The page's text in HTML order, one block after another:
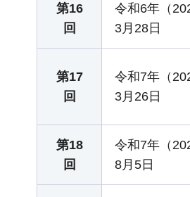
第16
回
令和6年（
3月28日
第17
回
令和7年（
3月26日
第18
回
令和7年（
8月5日